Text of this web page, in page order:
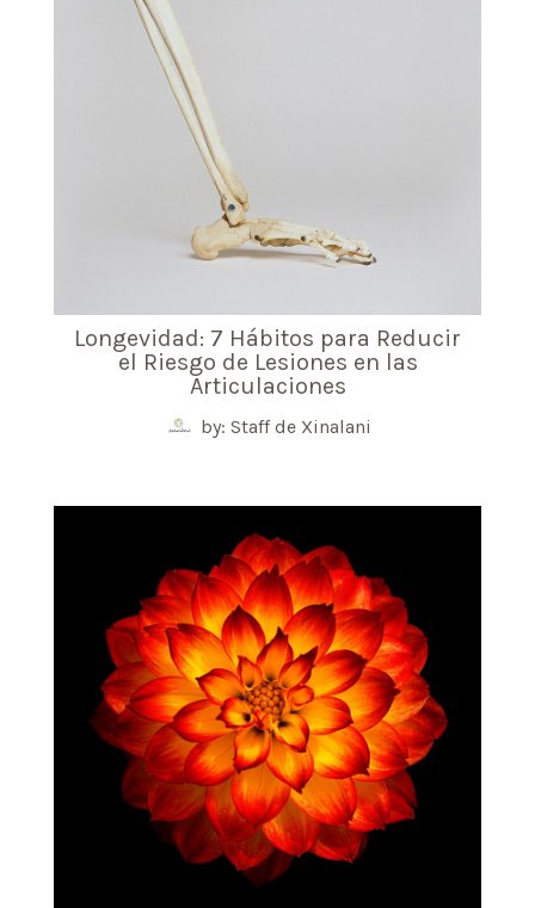
Longevidad: 7 Hábitos para Reducir
el Riesgo de Lesiones en las
Articulaciones
by: Staff de Xinalani